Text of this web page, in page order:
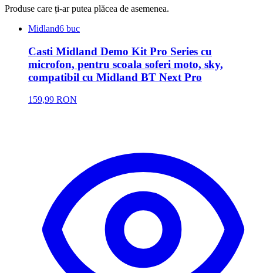
Produse care ți-ar putea plăcea de asemenea.
Midland6 buc
Casti Midland Demo Kit Pro Series cu
microfon, pentru scoala soferi moto, sky,
compatibil cu Midland BT Next Pro
159,99 RON